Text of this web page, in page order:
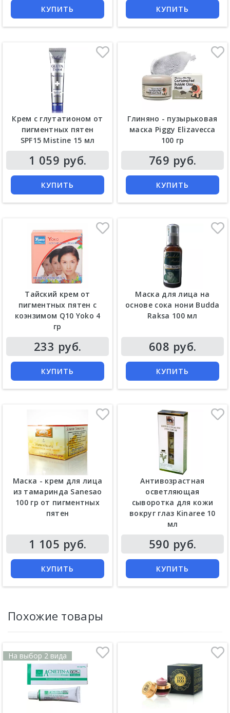
КУПИТЬ КУПИТЬ
Крем с глутатионом от
пигментных пятен
SPF15 Mistine 15 мл
1 059 руб.
КУПИТЬ
Глиняно - пузырьковая
маска Piggy Elizavecca
100 гр
769 руб.
КУПИТЬ
Тайский крем от
пигментных пятен с
коэнзимом Q10 Yoko 4
гр
233 руб.
КУПИТЬ
Маска для лица на
основе сока нони Budda
Raksa 100 мл
608 руб.
КУПИТЬ
Маска - крем для лица
из тамаринда Sanesao
100 гр от пигментных
пятен
1 105 руб.
КУПИТЬ
Антивозрастная
осветляющая
сыворотка для кожи
вокруг глаз Kinaree 10
мл
590 руб.
КУПИТЬ
Похожие товары
На выбор 2 вида